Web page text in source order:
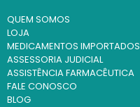
QUEM SOMOS
LOJA
MEDICAMENTOS IMPORTADOS
ASSESSORIA JUDICIAL
ASSISTÊNCIA FARMACÊUTICA
FALE CONOSCO
BLOG